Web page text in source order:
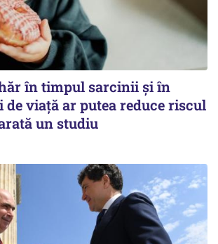
în timpul sarcinii și în
viață ar putea reduce riscul
un studiu